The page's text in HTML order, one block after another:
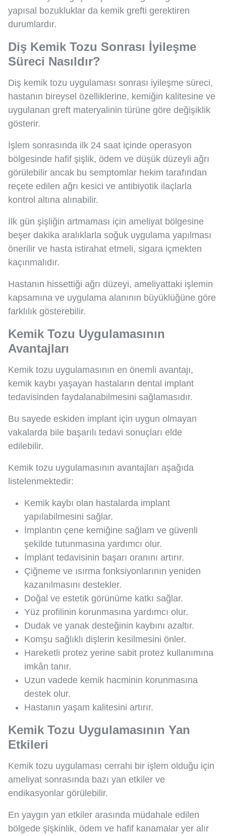
yapısal bozukluklar da kemik grefti gerektiren
durumlardır.
Diş Kemik Tozu Sonrası İyileşme
Süreci Nasıldır?
Diş kemik tozu uygulaması sonrası iyileşme süreci,
hastanın bireysel özelliklerine, kemiğin kalitesine ve
uygulanan greft materyalinin türüne göre değişiklik
gösterir.
İşlem sonrasında ilk 24 saat içinde operasyon
bölgesinde hafif şişlik, ödem ve düşük düzeyli ağrı
görülebilir ancak bu semptomlar hekim tarafından
reçete edilen ağrı kesici ve antibiyotik ilaçlarla
kontrol altına alınabilir.
İlk gün şişliğin artmaması için ameliyat bölgesine
beşer dakika aralıklarla soğuk uygulama yapılması
önerilir ve hasta istirahat etmeli, sigara içmekten
kaçınmalıdır.
Hastanın hissettiği ağrı düzeyi, ameliyattaki işlemin
kapsamına ve uygulama alanının büyüklüğüne göre
farklılık gösterebilir.
Kemik Tozu Uygulamasının
Avantajları
Kemik tozu uygulamasının en önemli avantajı,
kemik kaybı yaşayan hastaların dental implant
tedavisinden faydalanabilmesini sağlamasıdır.
Bu sayede eskiden implant için uygun olmayan
vakalarda bile başarılı tedavi sonuçları elde
edilebilir.
Kemik tozu uygulamasının avantajları aşağıda
listelenmektedir:
Kemik kaybı olan hastalarda implant
yapılabilmesini sağlar.
İmplantın çene kemiğine sağlam ve güvenli
şekilde tutunmasına yardımcı olur.
İmplant tedavisinin başarı oranını artırır.
Çiğneme ve ısırma fonksiyonlarının yeniden
kazanılmasını destekler.
Doğal ve estetik görünüme katkı sağlar.
Yüz profilinin korunmasına yardımcı olur.
Dudak ve yanak desteğinin kaybını azaltır.
Komşu sağlıklı dişlerin kesilmesini önler.
Hareketli protez yerine sabit protez kullanımına
imkân tanır.
Uzun vadede kemik hacminin korunmasına
destek olur.
Hastanın yaşam kalitesini artırır.
Kemik Tozu Uygulamasının Yan
Etkileri
Kemik tozu uygulaması cerrahi bir işlem olduğu için
ameliyat sonrasında bazı yan etkiler ve
endikasyonlar görülebilir.
En yaygın yan etkiler arasında müdahale edilen
bölgede şişkinlik, ödem ve hafif kanamalar yer alır